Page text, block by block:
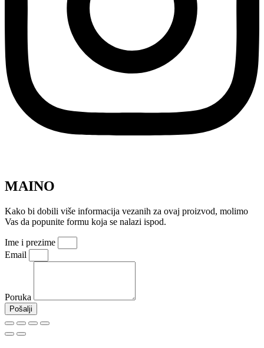
MAINO
Kako bi dobili više informacija vezanih za ovaj proizvod, molimo
Vas da popunite formu koja se nalazi ispod.
Ime i prezime
Email
Poruka
Pošalji